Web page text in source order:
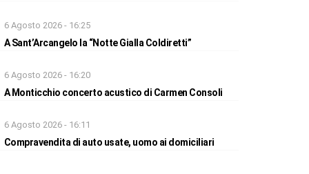
6 Agosto 2026 - 16:25
A Sant’Arcangelo la “Notte Gialla Coldiretti”
6 Agosto 2026 - 16:20
A Monticchio concerto acustico di Carmen Consoli
6 Agosto 2026 - 16:11
Compravendita di auto usate, uomo ai domiciliari